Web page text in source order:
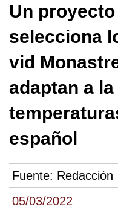
05/03/2022
Un
selecciona
vid
adaptan a
español
Fuente: Redacción